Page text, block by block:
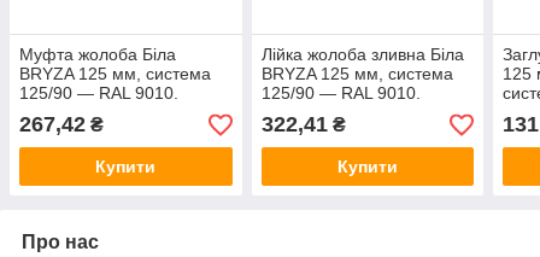
Муфта жолоба Біла
BRYZA 125 мм, система
125/90 — RAL 9010.
267,42 ₴
Купити
Лійка жолоба зливна Біла
BRYZA 125 мм, система
125/90 — RAL 9010.
322,41₴
Купити
125
Про нас